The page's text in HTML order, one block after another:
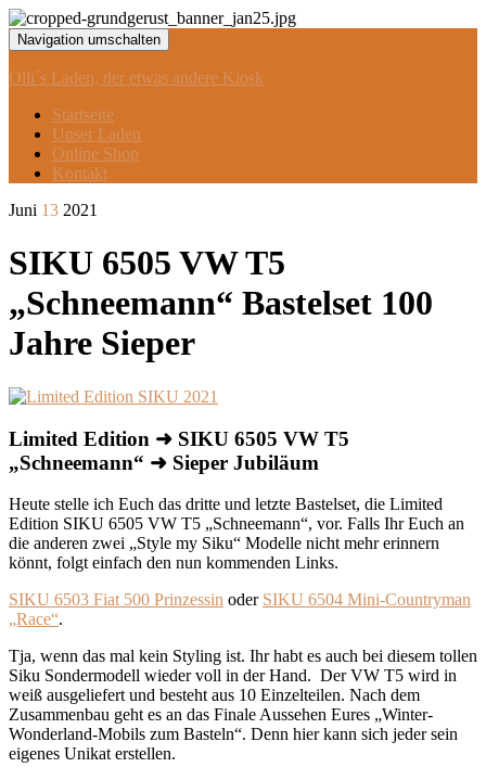
Navigation umschalten
Olli´s Laden, der etwas andere Kiosk
Startseite
Unser Laden
Online Shop
Kontakt
Juni 13 2021
SIKU 6505 VW T5
„Schneemann“ Bastelset 100
Jahre Sieper
Limited Edition ➜ SIKU 6505 VW T5
„Schneemann“ ➜ Sieper Jubiläum
Heute stelle ich Euch das dritte und letzte Bastelset, die Limited
Edition SIKU 6505 VW T5 „Schneemann“, vor. Falls Ihr Euch an
die anderen zwei „Style my Siku“ Modelle nicht mehr erinnern
könnt, folgt einfach den nun kommenden Links.
SIKU 6503 Fiat 500 Prinzessin oder SIKU 6504 Mini-Countryman
„Race“.
Tja, wenn das mal kein Styling ist. Ihr habt es auch bei diesem tollen
Siku Sondermodell wieder voll in der Hand. Der VW T5 wird in
weiß ausgeliefert und besteht aus 10 Einzelteilen. Nach dem
Zusammenbau geht es an das Finale Aussehen Eures „Winter-
Wonderland-Mobils zum Basteln“. Denn hier kann sich jeder sein
eigenes Unikat erstellen.